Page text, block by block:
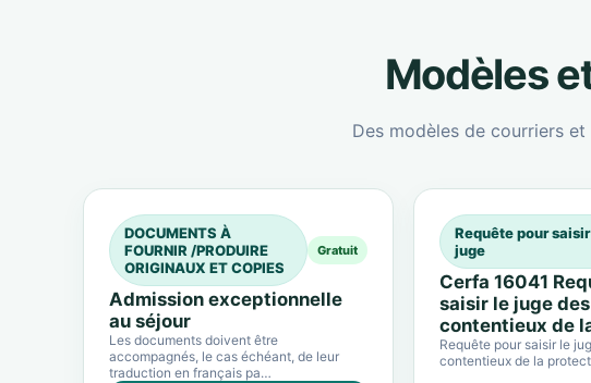
Modèles
Des modèles de courriers
DOCUMENTS À
FOURNIR /PRODUIRE
ORIGINAUX ET COPIES
Gratuit
Admission exceptionnelle
au séjour
Les documents doivent être
accompagnés, le cas échéant, de leur
traduction en français pa…
Requête pour
juge
Cerfa 16041
saisir le juge des
contentieux de
Requête pour saisir le
contentieux de la